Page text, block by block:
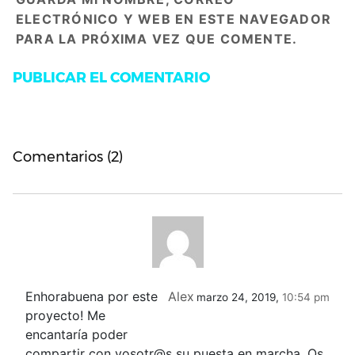
ELECTRÓNICO Y WEB EN ESTE NAVEGADOR
PARA LA PRÓXIMA VEZ QUE COMENTE.
Comentarios (2)
Alex marzo 24, 2019, 10:54 pm
Enhorabuena por este
proyecto! Me
encantaría poder